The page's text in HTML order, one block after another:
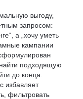
выгоду,
запросом:
а „хочу уметь
кампании
подходящую
до конца.
избавляет
фильтровать